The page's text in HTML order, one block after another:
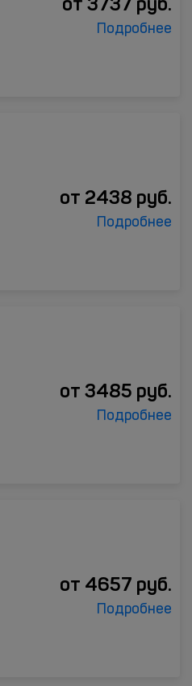
Подробнее
от 2438 руб.
Подробнее
от 3485 руб.
Подробнее
от 4657 руб.
Подробнее